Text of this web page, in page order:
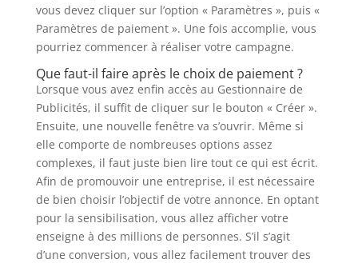
vous devez cliquer sur l’option « Paramètres », puis «
Paramètres de paiement ». Une fois accomplie, vous
pourriez commencer à réaliser votre campagne.
Que faut-il faire après le choix de paiement ?
Lorsque vous avez enfin accès au Gestionnaire de
Publicités, il suffit de cliquer sur le bouton « Créer ».
Ensuite, une nouvelle fenêtre va s’ouvrir. Même si
elle comporte de nombreuses options assez
complexes, il faut juste bien lire tout ce qui est écrit.
Afin de promouvoir une entreprise, il est nécessaire
de bien choisir l’objectif de votre annonce. En optant
pour la sensibilisation, vous allez afficher votre
enseigne à des millions de personnes. S’il s’agit
d’une conversion, vous allez facilement trouver des